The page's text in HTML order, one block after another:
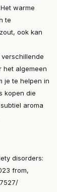
warme
te
ook kan
het algemeen
je te helpen in
kopen die
aroma
disorders:
from,